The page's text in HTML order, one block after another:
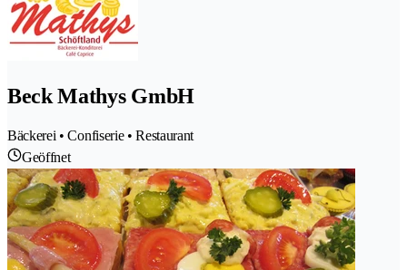
Beck Mathys GmbH
Bäckerei • Confiserie • Restaurant
Geöffnet